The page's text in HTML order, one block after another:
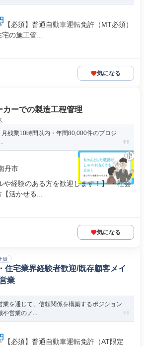
【必須】普通自動車運転免許（MT必須）
の施工管...
気になる
ーでの製造工程管理
残業10時間以内・年間80,000件のプロジ
丹市
や経験のある方を歓迎します！】 ・社会
活かせる...
気になる
員
住宅業界経験者歓迎/既存顧客メイ
業
業を通じて、信頼関係を構築するポジション
や営業のノ...
【必須】普通自動車運転免許（AT限定